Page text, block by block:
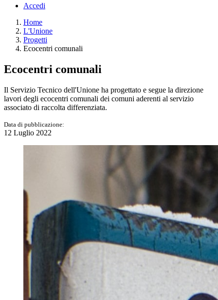
Accedi
Home
L'Unione
Progetti
Ecocentri comunali
Ecocentri comunali
Il Servizio Tecnico dell'Unione ha progettato e segue la direzione
lavori degli ecocentri comunali dei comuni aderenti al servizio
associato di raccolta differenziata.
Data di pubblicazione:
12 Luglio 2022